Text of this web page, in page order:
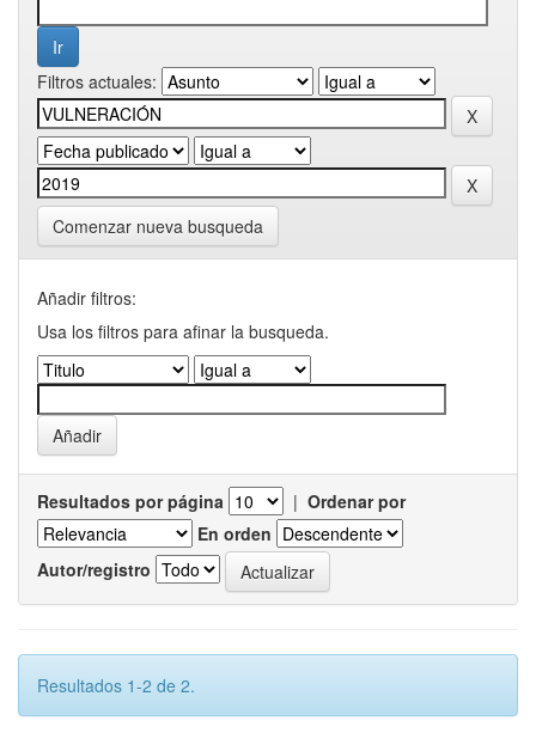
Filtros actuales:
Comenzar nueva busqueda
Añadir filtros:
Usa los filtros para afinar la busqueda.
Resultados por página | Ordenar por
En orden
Autor/registro
Resultados 1-2 de 2.